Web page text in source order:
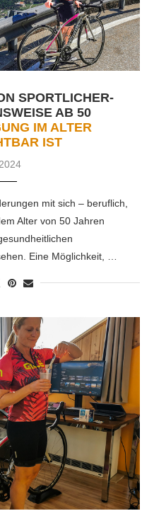
SPORTLICHER-
AB 50
IM ALTER
IST
mit sich – beruflich,
Alter von 50 Jahren
Eine Möglichkeit, …